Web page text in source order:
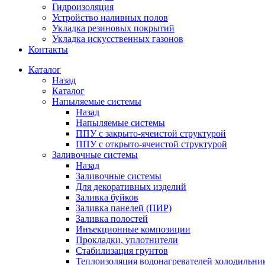
Гидроизоляция
Устройство наливных полов
Укладка резиновых покрытий
Укладка искусственных газонов
Контакты
Каталог
Назад
Каталог
Напыляемые системы
Назад
Напыляемые системы
ППУ с закрыто-ячеистой структурой
ППУ с открыто-ячеистой структурой
Заливочные системы
Назад
Заливочные системы
Для декоративных изделий
Заливка буйков
Заливка панелей (ПИР)
Заливка полостей
Инъекционные композиции
Прокладки, уплотнители
Стабилизация грунтов
Теплоизоляция водонагревателей